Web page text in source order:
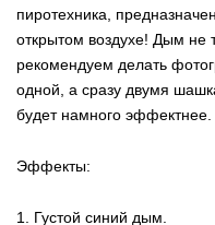
пиротехника,
открытом воздухе! Дым не
рекомендуем делать
одной, а сразу двумя
будет намного эффектнее.
Эффекты:
1. Густой синий дым.